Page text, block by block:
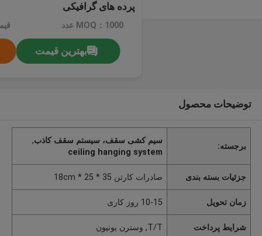
پرده های گرافیکی
MOQ：1000 عدد
بهترین قیمت
توضیحات محصول
برجسته:
سیم کشی سقف، سیستم سقف کاذب,
ceiling hanging system
جزئیات بسته بندی صادرات کارتن 35 * 25 * 18cm
زمان تحویل 10-15 روز کاری
شرایط پرداخت T/T, وسترن یونیون